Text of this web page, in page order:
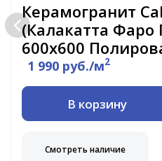
Керамогранит
(Калакатта Фаро
600x600
1 990 руб./м2
В корзину
Смотреть наличие